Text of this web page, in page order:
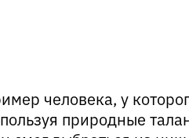
человека, у
природные